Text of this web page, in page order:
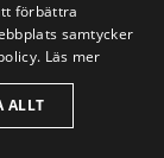
förbättra
samtycker
Läs mer
ALLT